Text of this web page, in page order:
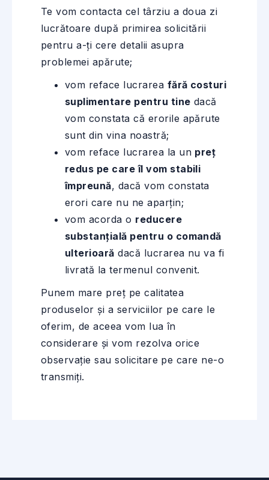
Te vom contacta cel târziu a doua zi
lucrătoare după primirea solicitării
pentru a-ți cere detalii asupra
problemei apărute;
vom reface lucrarea fără costuri
suplimentare pentru tine dacă
vom constata că erorile apărute
sunt din vina noastră;
vom reface lucrarea la un preț
redus pe care îl vom stabili
împreună, dacă vom constata
erori care nu ne aparțin;
vom acorda o reducere
substanțială pentru o comandă
ulterioară dacă lucrarea nu va fi
livrată la termenul convenit.
Punem mare preț pe calitatea
produselor și a serviciilor pe care le
oferim, de aceea vom lua în
considerare și vom rezolva orice
observație sau solicitare pe care ne-o
transmiți.